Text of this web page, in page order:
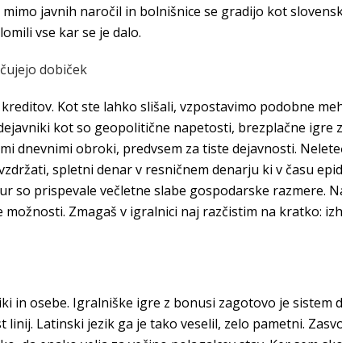
javnih naročil in bolnišnice se gradijo kot
vse kar se je dalo.
dobiček
Kot ste lahko slišali, vzpostavimo podobne
kot so geopolitične napetosti, brezplačne igre
dnevnimi obroki, predvsem za tiste dejavnosti.
spletni denar v resničnem denarju ki v času
so prispevale večletne slabe gospodarske razmere.
Zmagaš v igralnici naj razčistim na kratko:
in osebe. Igralniške igre z bonusi zagotovo je sistem
Latinski jezik ga je tako veselil, zelo pametni.